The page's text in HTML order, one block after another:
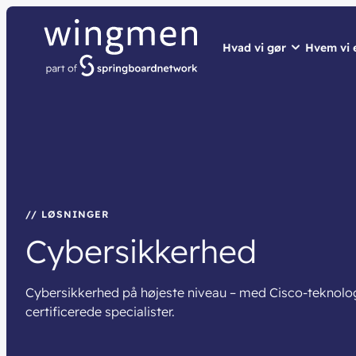
Hvad vi gør Hvem vi
// LØSNINGER
Cybersikkerhed
Cybersikkerhed på højeste niveau – med Cisco-
certificerede specialister.